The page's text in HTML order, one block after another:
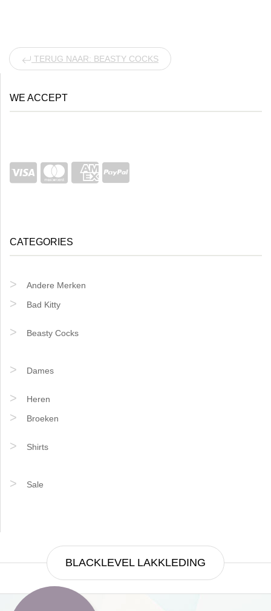
TERUG NAAR: BEASTY COCKS
WE ACCEPT
CATEGORIES
Andere Merken
Bad Kitty
Beasty Cocks
Dames
Heren
Broeken
Shirts
Sale
BLACKLEVEL LAKKLEDING